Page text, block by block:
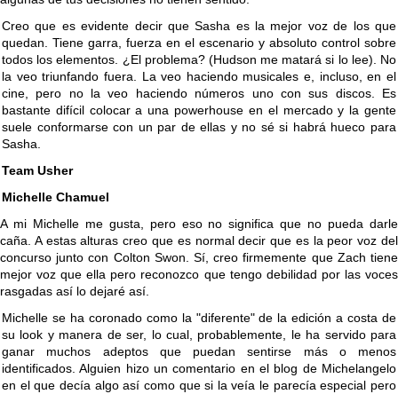
Creo que es evidente decir que Sasha es la mejor voz de los que
quedan. Tiene garra, fuerza en el escenario y absoluto control sobre
todos los elementos. ¿El problema? (Hudson me matará si lo lee). No
la veo triunfando fuera. La veo haciendo musicales e, incluso, en el
cine, pero no la veo haciendo números uno con sus discos. Es
bastante difícil colocar a una powerhouse en el mercado y la gente
suele conformarse con un par de ellas y no sé si habrá hueco para
Sasha.
Team Usher
Michelle Chamuel
A mi Michelle me gusta, pero eso no significa que no pueda darle
caña. A estas alturas creo que es normal decir que es la peor voz del
concurso junto con Colton Swon. Sí, creo firmemente que Zach tiene
mejor voz que ella pero reconozco que tengo debilidad por las voces
rasgadas así lo dejaré así.
Michelle se ha coronado como la "diferente" de la edición a costa de
su look y manera de ser, lo cual, probablemente, le ha servido para
ganar muchos adeptos que puedan sentirse más o menos
identificados. Alguien hizo un comentario en el blog de Michelangelo
en el que decía algo así como que si la veía le parecía especial pero